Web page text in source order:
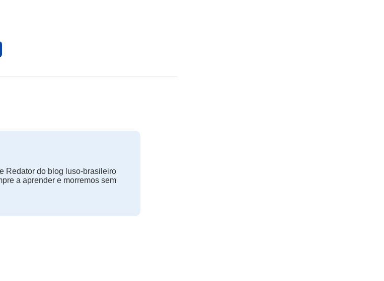
Redator do blog luso-brasileiro
a aprender e morremos sem